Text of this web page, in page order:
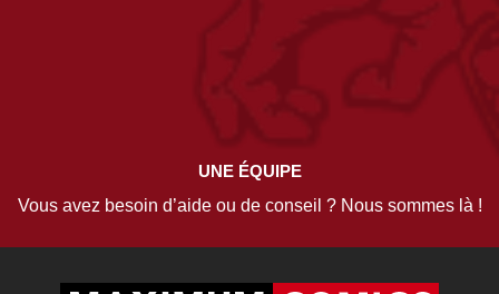
UNE ÉQUIPE
Vous avez besoin d’aide ou de conseil ? Nous sommes là !